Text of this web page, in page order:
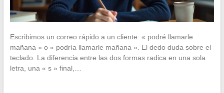
Escribimos un correo rápido a un cliente: « podré llamarle
mañana » o « podría llamarle mañana ». El dedo duda sobre el
teclado. La diferencia entre las dos formas radica en una sola
letra, una « s » final,…